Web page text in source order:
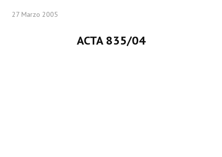
Comisiones Especiales
27 Marzo 2005
ACTA 835/04